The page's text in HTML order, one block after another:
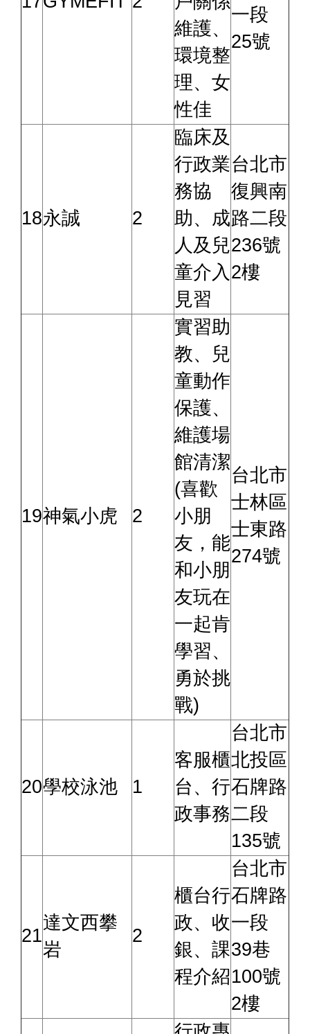
維護、
環境整
理、女
性佳
一段
25號
18永誠 2
臨床及
行政業
務協
助、成
人及兒
童介入
見習
台北市
復興南
路二段
236號
2樓
19神氣小虎 2
實習助
教、兒
童動作
保護、
維護場
館清潔
(喜歡
小朋
友，能
和小朋
友玩在
一起肯
學習、
勇於挑
戰)
台北市
士林區
士東路
274號
20學校泳池 1
客服櫃
台、行
政事務
台北市
北投區
石牌路
二段
135號
21
達文西攀
岩
2
櫃台行
政、收
銀、課
程介紹
台北市
石牌路
一段
39巷
100號
2樓